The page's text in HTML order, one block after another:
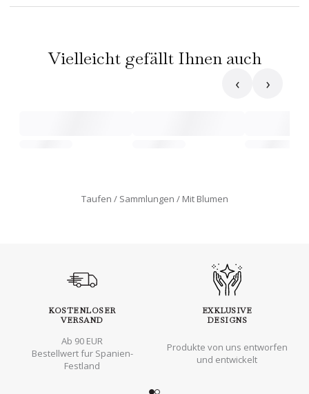
Vielleicht gefällt Ihnen auch
‹ ›
Taufen Sammlungen Mit Blumen
KOSTENLOSER
VERSAND
Ab 90 EUR
Bestellwert fur Spanien-
Festland
EXKLUSIVE
DESIGNS
Produkte von uns entworfen
und entwickelt